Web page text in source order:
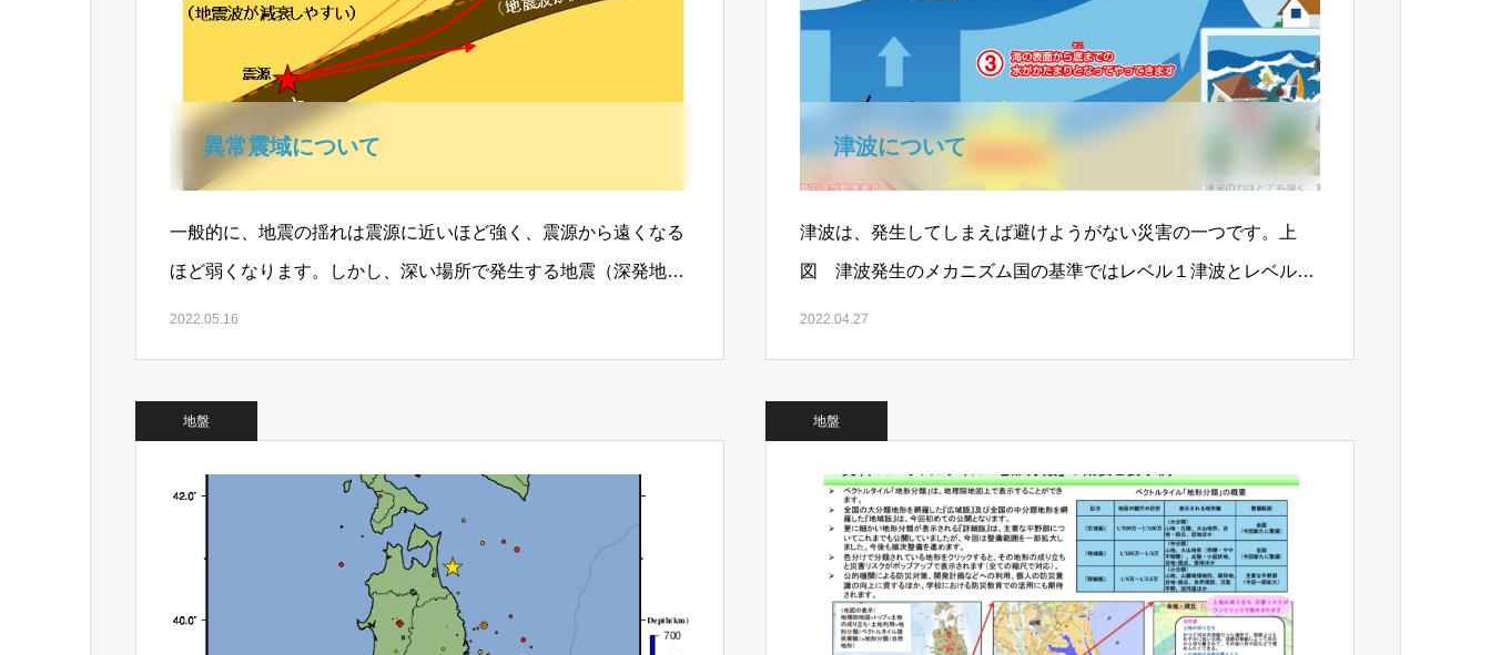
異常震域について
一般的に、地震の揺れは震源に近いほど強く、震源から遠くなる
ほど弱くなります。しかし、深い場所で発生する地震（深発地
震）では、震源に近い場所よりも遠く離れ…
2022.05.16
津波について
津波は、発生してしまえば避けようがない災害の一つです。上
図 津波発生のメカニズム国の基準ではレベル１津波とレベル2
津波について想定し、それに備え…
2022.04.27
地盤 地盤